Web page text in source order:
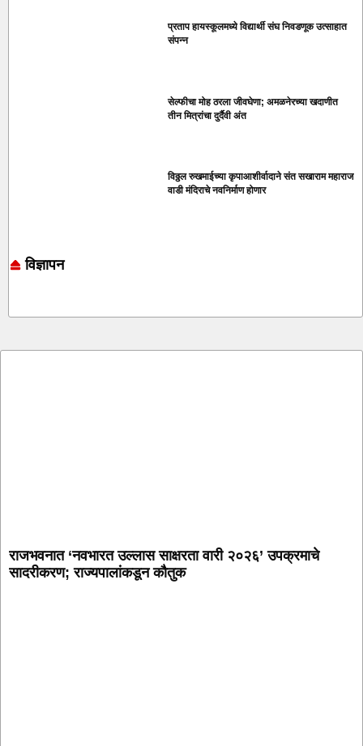
प्रताप हायस्कूलमध्ये विद्यार्थी संघ निवडणूक उत्साहात
संपन्न
सेल्फीचा मोह ठरला जीवघेणा; अमळनेरच्या खदाणीत
तीन मित्रांचा दुर्दैवी अंत
विठ्ठल रुखमाईच्या कृपाआशीर्वादाने संत सखाराम महाराज
वाडी मंदिराचे नवनिर्माण होणार
विज्ञापन
राजभवनात ‘नवभारत उल्लास साक्षरता वारी २०२६’ उपक्रमाचे
सादरीकरण; राज्यपालांकडून कौतुक